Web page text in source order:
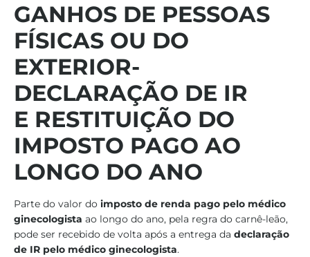
GANHOS DE PESSOAS
FÍSICAS OU DO
EXTERIOR-
DECLARAÇÃO DE IR
E RESTITUIÇÃO DO
IMPOSTO PAGO AO
LONGO DO ANO
Parte do valor do imposto de renda pago pelo médico
ginecologista ao longo do ano, pela regra do carnê-leão,
pode ser recebido de volta após a entrega da declaração
de IR pelo médico ginecologista.